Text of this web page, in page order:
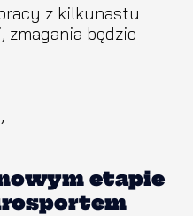
z kilkunastu
będzie
etapie